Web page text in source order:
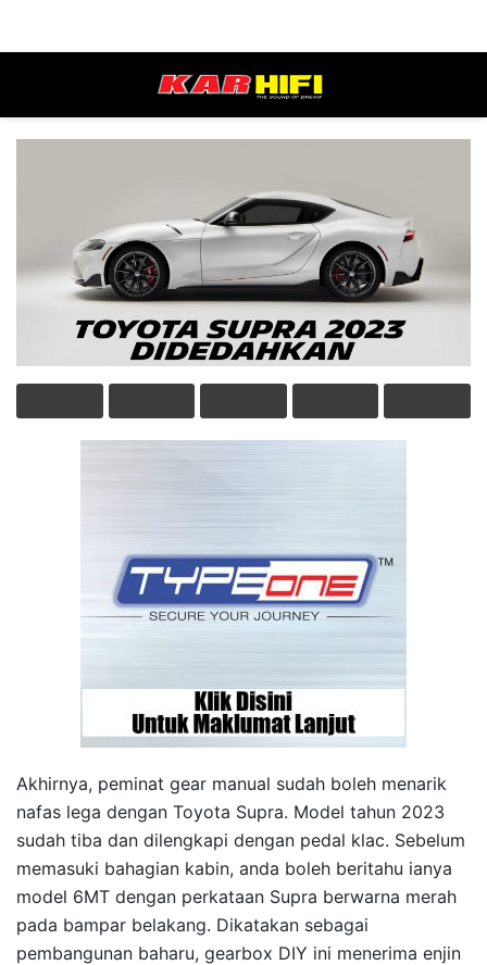
Akhirnya, peminat gear manual sudah boleh menarik
nafas lega dengan Toyota Supra. Model tahun 2023
sudah tiba dan dilengkapi dengan pedal klac. Sebelum
memasuki bahagian kabin, anda boleh beritahu ianya
model 6MT dengan perkataan Supra berwarna merah
pada bampar belakang. Dikatakan sebagai
pembangunan baharu, gearbox DIY ini menerima enjin